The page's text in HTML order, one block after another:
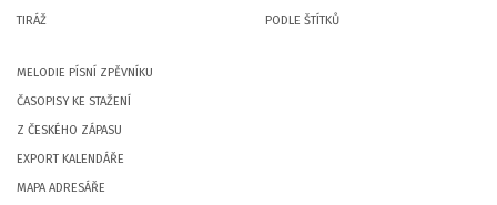
TIRÁŽ
PODLE ŠTÍTKŮ
MELODIE PÍSNÍ ZPĚVNÍKU
ČASOPISY KE STAŽENÍ
Z ČESKÉHO ZÁPASU
EXPORT KALENDÁŘE
MAPA ADRESÁŘE